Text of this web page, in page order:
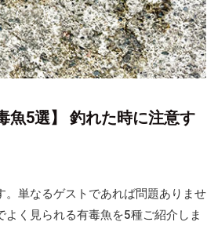
魚5選】 釣れた時に注意す
単なるゲストであれば問題ありませ
く見られる有毒魚を5種ご紹介しま